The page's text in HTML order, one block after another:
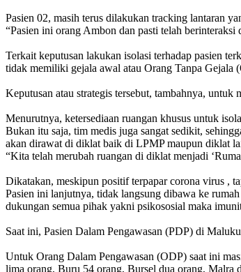
Pasien 02, masih terus dilakukan tracking lantaran
“Pasien ini orang Ambon dan pasti telah
Terkait keputusan lakukan isolasi terhadap pasien
tidak memiliki gejala awal atau Orang Tanpa Gejala
Keputusan atau strategis tersebut, tambahnya,
Menurutnya, ketersediaan ruangan khusus untuk
Bukan itu saja, tim medis juga sangat sedikit,
akan dirawat di diklat baik di LPMP maupun diklat
“Kita telah merubah ruangan di diklat menjadi
Dikatakan, meskipun positif terpapar corona virus ,
Pasien ini lanjutnya, tidak langsung dibawa ke
dukungan semua pihak yakni psikososial maka
Saat ini, Pasien Dalam Pengawasan (PDP) di
Untuk Orang Dalam Pengawasan (ODP) saat ini
lima orang, Buru 54 orang, Bursel dua orang,